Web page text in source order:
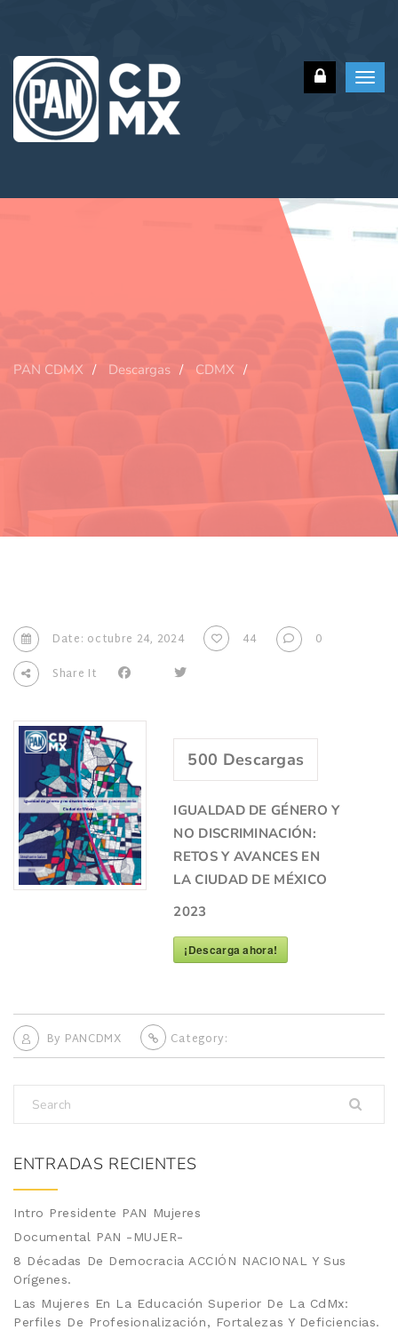
PAN CDMX Descargas CDMX
Date: octubre 24, 2024 44
0
Share It
500 Descargas
IGUALDAD DE GÉNERO Y
NO DISCRIMINACIÓN:
RETOS Y AVANCES EN
LA CIUDAD DE MÉXICO
2023
¡Descarga ahora!
By PANCDMX Category:
ENTRADAS RECIENTES
Intro Presidente PAN Mujeres
Documental PAN -MUJER-
8 Décadas De Democracia ACCIÓN NACIONAL Y Sus
Orígenes.
Las Mujeres En La Educación Superior De La CdMx:
Perfiles De Profesionalización, Fortalezas Y Deficiencias.